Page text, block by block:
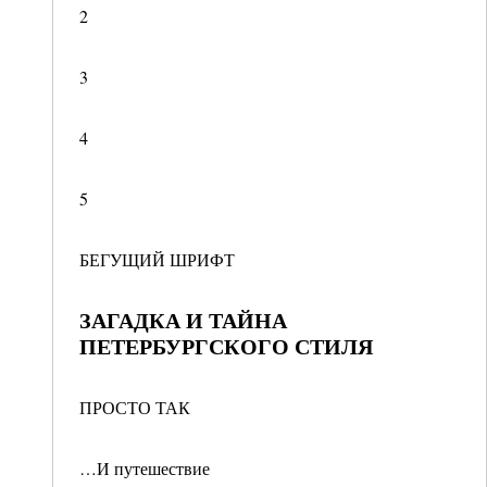
2
3
4
5
БЕГУЩИЙ ШРИФТ
ЗАГАДКА И ТАЙНА
ПЕТЕРБУРГСКОГО СТИЛЯ
ПРОСТО ТАК
…И путешествие